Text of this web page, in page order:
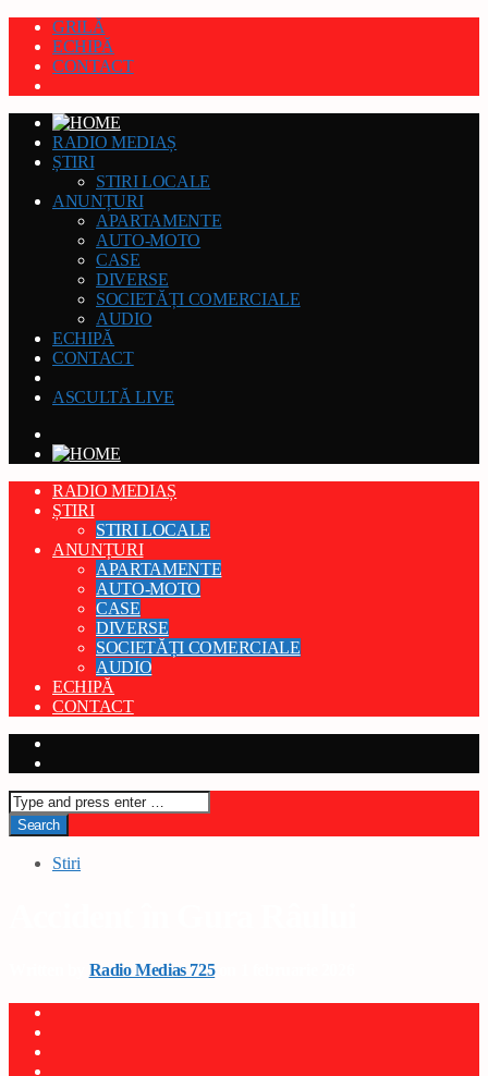
GRILĂ
ECHIPĂ
CONTACT
RADIO MEDIAȘ
ȘTIRI
STIRI LOCALE
ANUNȚURI
APARTAMENTE
AUTO-MOTO
CASE
DIVERSE
SOCIETĂȚI COMERCIALE
AUDIO
ECHIPĂ
CONTACT
ASCULTĂ LIVE
RADIO MEDIAȘ
ȘTIRI
STIRI LOCALE
ANUNȚURI
APARTAMENTE
AUTO-MOTO
CASE
DIVERSE
SOCIETĂȚI COMERCIALE
AUDIO
ECHIPĂ
CONTACT
Stiri
Radio Medias 725on 1 februarie 2026